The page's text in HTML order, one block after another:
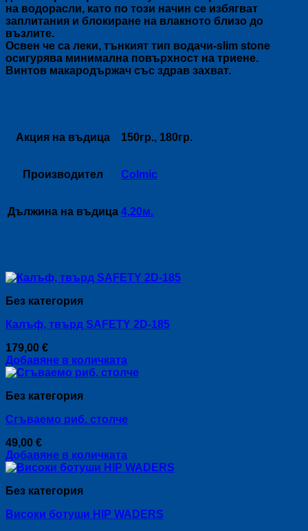
на водорасли, като по този начин се избягват
заплитания и блокиране на влакното близо до
възлите.
Освен че са леки, тънкият тип водачи-slim stone
осигурява минимална повърхност на триене.
Винтов макародържач със здрав захват.
Акция на въдица 150гр., 180гр.
Производител Colmic
Дължина на въдица 4,20м.
Без категория
Кaлъф, твърд SAFETY 2D-185
179,00 €
Добавяне в количката
Без категория
Сгъваемо риб. столче
49,00 €
Добавяне в количката
Без категория
Високи ботуши HIP WADERS